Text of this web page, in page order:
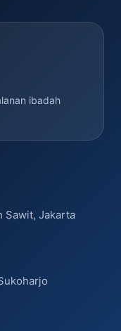
ibadah
Sawit, Jakarta